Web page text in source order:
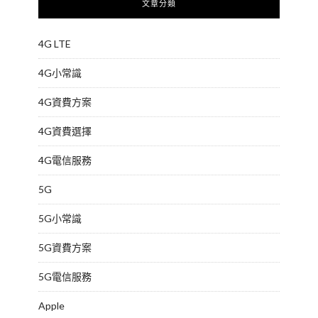
文章分類
4G LTE
4G小常識
4G資費方案
4G資費選擇
4G電信服務
5G
5G小常識
5G資費方案
5G電信服務
Apple